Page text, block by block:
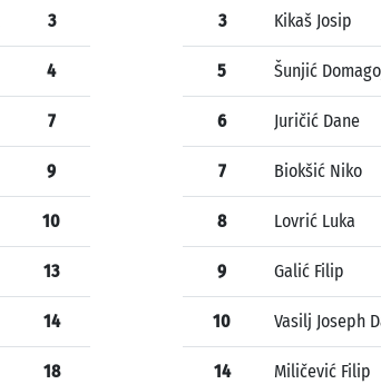
3
4
7
9
10
13
14
18
3 Kikaš Josip
5 Šunjić
6 Juričić Dane
7 Biokšić Niko
8 Lovrić Luka
9 Galić Filip
10 Vasilj Joseph
14 Miličević Filip